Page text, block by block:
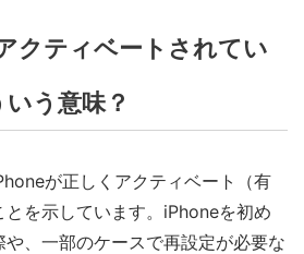
クティベートされてい
う意味？
が正しくアクティベート（有
を示しています。iPhoneを初め
、一部のケースで再設定が必要な